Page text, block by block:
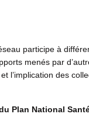
participe à
menés par
l’implication des
Plan National